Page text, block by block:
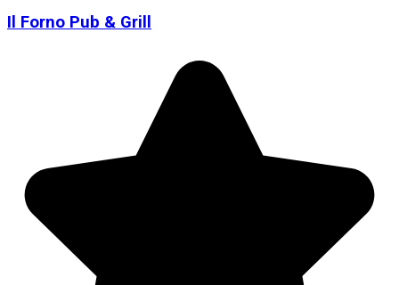
Il Forno Pub & Grill